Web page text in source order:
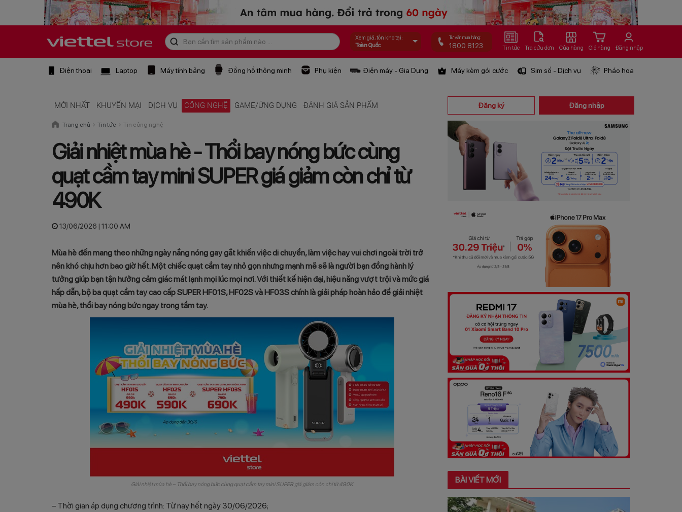
Xem giá, tồn kho tại:
Toàn Quốc
Tư vấn mua hàng:
1800 8123 Tin tức Tra cứu đơn Cửa hàng Giỏ hàng Đăng nhập
Điện thoại Laptop Máy tính bảng Đồng hồ thông minh Phụ kiện Điện máy - Gia Dụng Máy kèm gói cước Sim số - Dịch vụ Pháo hoa
MỚI NHẤT KHUYẾN MẠI DỊCH VỤ CÔNG NGHỆ GAME/ỨNG DỤNG ĐÁNH GIÁ SẢN PHẨM Đăng ký Đăng nhập
Trang chủ Tin tức Tin công nghệ
Giải nhiệt mùa hè - Thổi bay nóng bức cùng
quạt cầm tay mini SUPER giá giảm còn chỉ từ
490K
13/06/2026 | 11:00 AM
Mùa hè đến mang theo những ngày nắng nóng gay gắt khiến việc di chuyển, làm việc hay vui chơi ngoài trời trở
nên khó chịu hơn bao giờ hết. Một chiếc quạt cầm tay nhỏ gọn nhưng mạnh mẽ sẽ là người bạn đồng hành lý
tưởng giúp bạn tận hưởng cảm giác mát lạnh mọi lúc mọi nơi. Với thiết kế hiện đại, hiệu năng vượt trội và mức giá
hấp dẫn, bộ ba quạt cầm tay cao cấp SUPER HF01S, HF02S và HF03S chính là giải pháp hoàn hảo để giải nhiệt
mùa hè, thổi bay nóng bức ngay trong tầm tay.
Giải nhiệt mùa hè – Thổi bay nóng bức cùng quạt cầm tay mini SUPER giá giảm còn chỉ từ 490K
– Thời gian áp dụng chương trình: Từ nay hết ngày 30/06/2026;
BÀI VIẾT MỚI